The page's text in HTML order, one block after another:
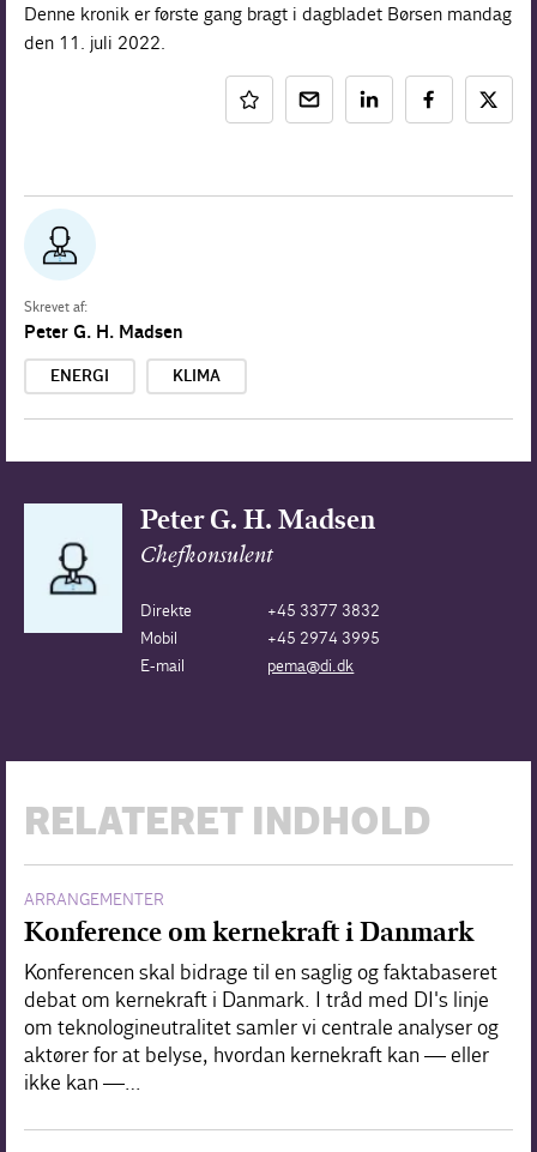
Denne kronik er første gang bragt i dagbladet Børsen mandag
den 11. juli 2022.
Skrevet af:
Peter G. H. Madsen
ENERGI KLIMA
Peter G. H. Madsen
Chefkonsulent
Direkte
+45 3377 3832
Mobil
+45 2974 3995
E-mail
pema@di.dk
RELATERET INDHOLD
ARRANGEMENTER
Konference om kernekraft i Danmark
Konferencen skal bidrage til en saglig og faktabaseret
debat om kernekraft i Danmark. I tråd med DI's linje
om teknologineutralitet samler vi centrale analyser og
aktører for at belyse, hvordan kernekraft kan — eller
ikke kan —…